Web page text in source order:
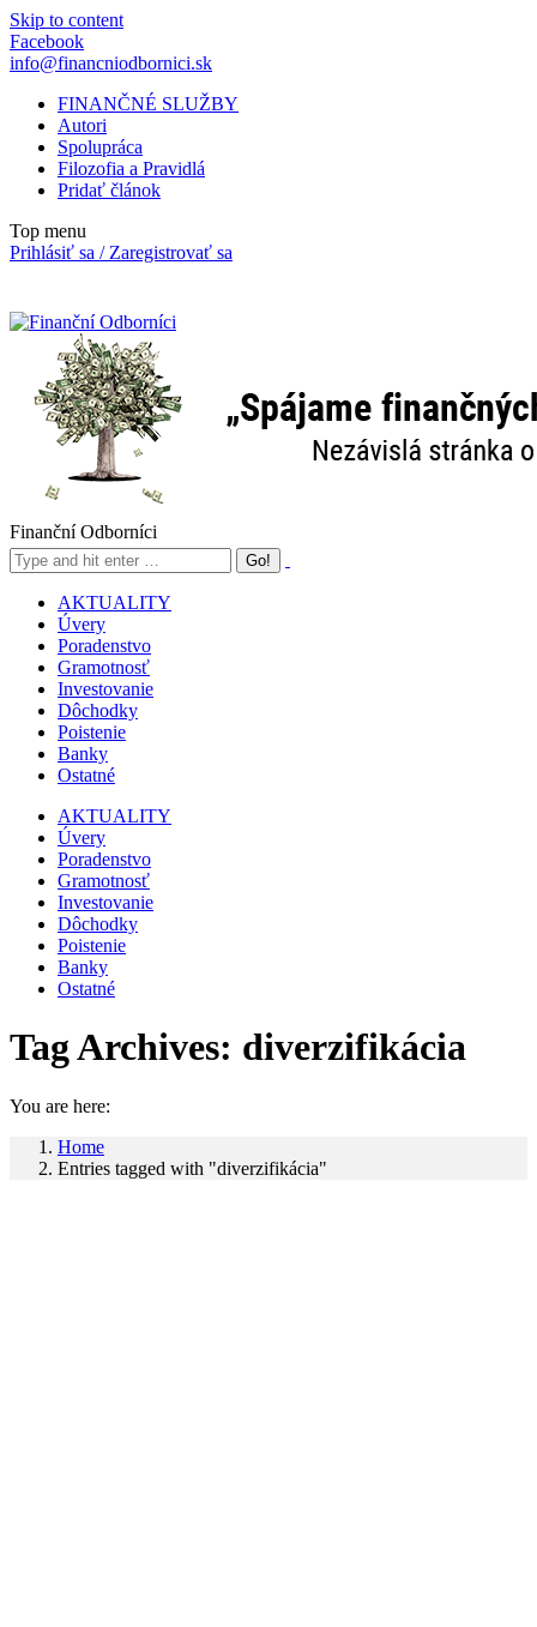
Skip to content
Facebook
info@financniodbornici.sk
FINANČNÉ SLUŽBY
Autori
Spolupráca
Filozofia a Pravidlá
Pridať článok
Top menu
Prihlásiť sa / Zaregistrovať sa
Finanční Odborníci
AKTUALITY
Úvery
Poradenstvo
Gramotnosť
Investovanie
Dôchodky
Poistenie
Banky
Ostatné
AKTUALITY
Úvery
Poradenstvo
Gramotnosť
Investovanie
Dôchodky
Poistenie
Banky
Ostatné
Tag Archives: diverzifikácia
You are here:
Home
Entries tagged with "diverzifikácia"